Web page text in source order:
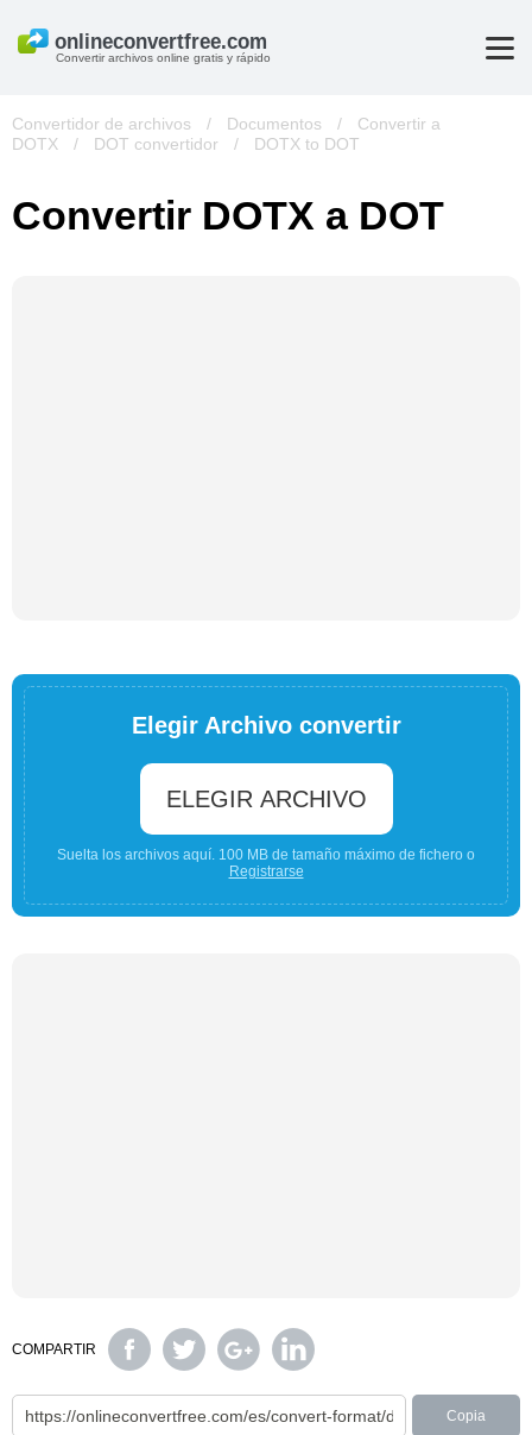
Convertir archivos online gratis y rápido
Convertidor de archivos / Documentos /
Convertir a
DOTX
/ DOT convertidor / DOTX to DOT
Convertir DOTX a DOT
Elegir Archivo convertir
ELEGIR ARCHIVO
Suelta los archivos aquí. 100 MB de tamaño máximo de fichero o
Registrarse
COMPARTIR
Copia